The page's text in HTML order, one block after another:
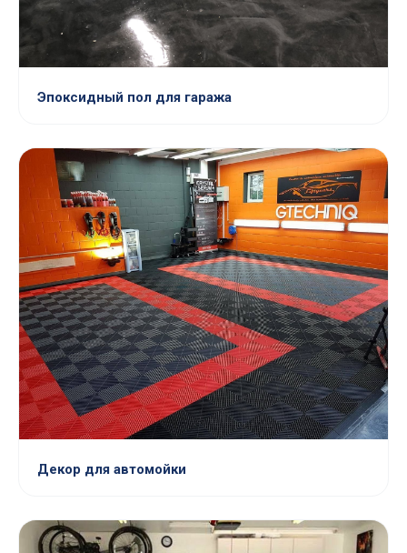
Эпоксидный пол для гаража
Декор для автомойки